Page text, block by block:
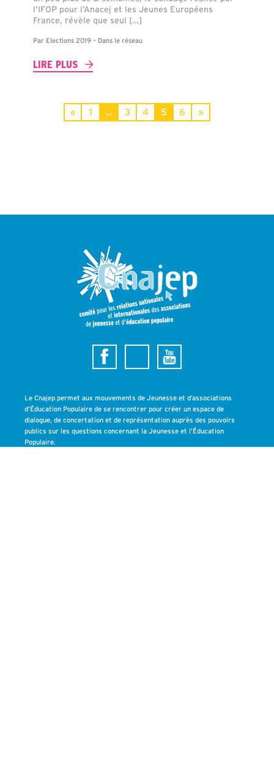
l’IFOP pour l’Anacej et les Jeunes Européens
France, révèle que seul […]
Par Elections 2019 – Dans le réseau
LIRE PLUS
« 1 … 3 4 5 6 »
Le Cnajep permet aux mouvements de Jeunesse et d’associations
d’Éducation Populaire de se rencontrer pour créer un espace de
dialogue, de concertation et de représentation auprès des pouvoirs
publics sur les questions concernant la Jeunesse et l’Éducation
Populaire.